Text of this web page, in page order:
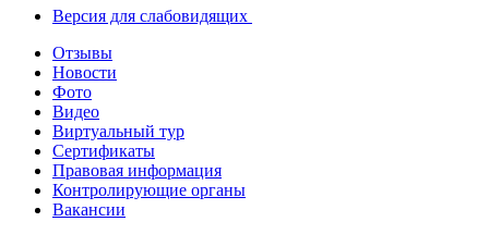
Версия для слабовидящих
Отзывы
Новости
Фото
Видео
Виртуальный тур
Сертификаты
Правовая информация
Контролирующие органы
Вакансии